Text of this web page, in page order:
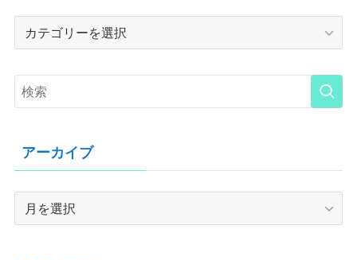
Category
アーカイブ